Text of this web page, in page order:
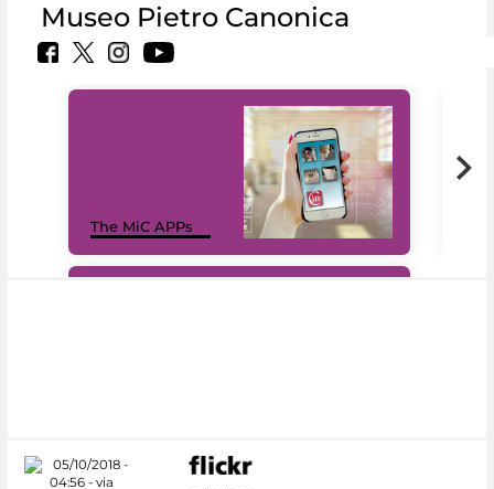
Museo Pietro Canonica
The MiC APPs